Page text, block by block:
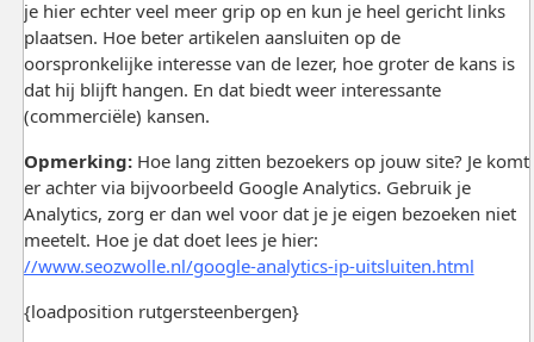
je hier echter veel meer grip op en kun je heel gericht links
plaatsen. Hoe beter artikelen aansluiten op de
oorspronkelijke interesse van de lezer, hoe groter de kans is
dat hij blijft hangen. En dat biedt weer interessante
(commerciële) kansen.
Opmerking:Hoe lang zitten bezoekers op jouw site? Je komt
er achter via bijvoorbeeld Google Analytics. Gebruik je
Analytics, zorg er dan wel voor dat je je eigen bezoeken niet
meetelt. Hoe je dat doet lees je hier:
//www.seozwolle.nl/google-analytics-ip-uitsluiten.html
{loadposition rutgersteenbergen}